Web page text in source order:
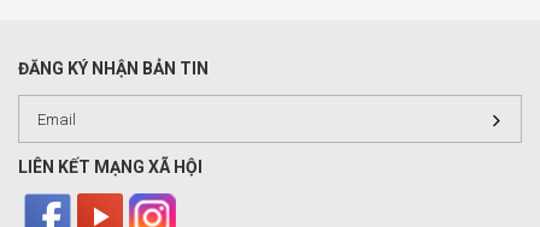
ĐĂNG KÝ NHẬN BẢN TIN
LIÊN KẾT MẠNG XÃ HỘI